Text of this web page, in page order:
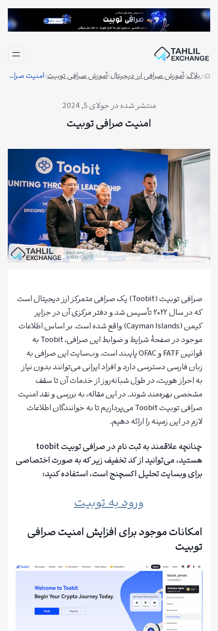
رفتن
بلاگ آموزش صرافی ارز دیجیتال آموزش صرافی توبیت امنیت صرافی توبیت
جولای 5, 2024
امنیت صرافی توبیت
صرافی توبیت (Toobit) یک صرافی متمرکز ارز دیجیتال است
که در سال ۲۰۲۲ تأسیس شد و دفتر مرکزی آن در جزایر
کیمن (Cayman Islands) واقع شده است. بر اساس اطلاعات
موجود در صفحهٔ شرایط و ضوابط این صرافی، Toobit به
قوانین FATF و OFAC پایبند است. وب‌سایت این صرافی به
زبان فارسی دسترسی دارد و افراد ایرانی می‌توانند بدون نیاز
به احراز هویت، در طول شبانه‌روز از خدمات آن تا سقف
مشخصی بهره‌مند شوند. در این مقاله، به بررسی و نقد امنیت
صرافی توبیت Toobit می‌پردازیم تا به خوانندگان اطلاعات
لازم در این زمینه را ارائه دهیم.
چنانچه علاقمند به ثبت نام در صرافی توبیت toobit
هستید، می‌توانید از کد تخفیف زیر که به صورت اختصاصی
برای وبسایت تحلیل اکسچنج است، استفاده کنید:
ورود به توبیت
امکانات موجود برای افزایش امنیت صرافی
توبیت